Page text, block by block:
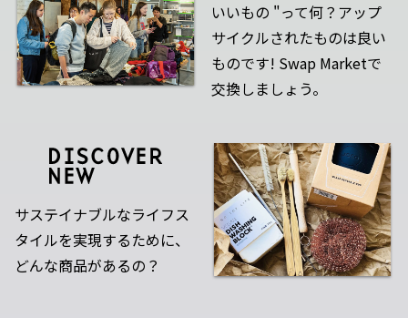
いいもの "って何？アップ
サイクルされたものは良い
ものです! Swap Marketで
交換しましょう。
サステイナブルなライフス
タイルを実現するために、
どんな商品があるの？